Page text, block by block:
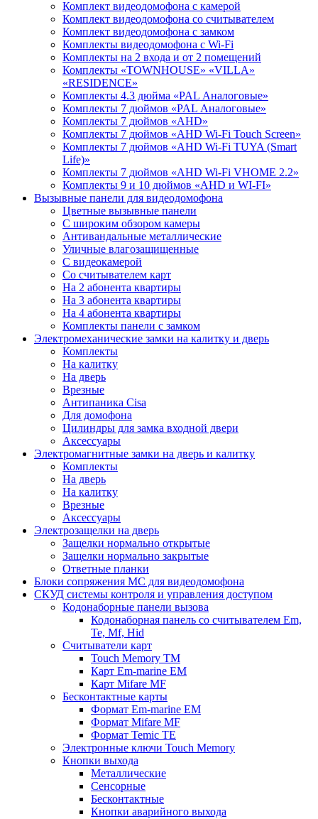
Комплект видеодомофона с камерой
Комплект видеодомофона со считывателем
Комплект видеодомофона c замком
Комплекты видеодомофона с Wi-Fi
Комплекты на 2 входа и от 2 помещений
Комплекты «TOWNHOUSE» «VILLA»
«RESIDENCE»
Комплекты 4.3 дюйма «PAL Аналоговые»
Комплекты 7 дюймов «PAL Аналоговые»
Комплекты 7 дюймов «AHD»
Комплекты 7 дюймов «AHD Wi-Fi Touch Screen»
Комплекты 7 дюймов «AHD Wi-Fi TUYA (Smart
Life)»
Комплекты 7 дюймов «AHD Wi-Fi VHOME 2.2»
Комплекты 9 и 10 дюймов «AHD и WI-FI»
Вызывные панели для видеодомофона
Цветные вызывные панели
С широким обзором камеры
Антивандальные металлические
Уличные влагозащищенные
С видеокамерой
Со считывателем карт
На 2 абонента квартиры
На 3 абонента квартиры
На 4 абонента квартиры
Комплекты панели с замком
Электромеханические замки на калитку и дверь
Комплекты
На калитку
На дверь
Врезные
Антипаника Cisa
Для домофона
Цилиндры для замка входной двери
Аксессуары
Электромагнитные замки на дверь и калитку
Комплекты
На дверь
На калитку
Врезные
Аксессуары
Электрозащелки на дверь
Защелки нормально открытые
Защелки нормально закрытые
Ответные планки
Блоки сопряжения МС для видеодомофона
СКУД системы контроля и управления доступом
Кодонаборные панели вызова
Кодонаборная панель со считывателем Em,
Te, Mf, Hid
Считыватели карт
Touch Memory TM
Карт Em-marine EM
Карт Mifare MF
Бесконтактные карты
Формат Em-marine EM
Формат Mifare MF
Формат Temic TE
Электронные ключи Touch Memory
Кнопки выхода
Металлические
Сенсорные
Бесконтактные
Кнопки аварийного выхода